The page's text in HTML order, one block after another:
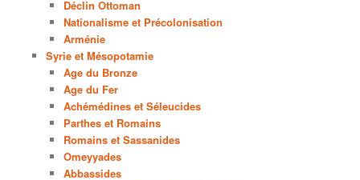
Déclin Ottoman
Nationalisme et Précolonisation
Arménie
Syrie et Mésopotamie
Age du Bronze
Age du Fer
Achémédines et Séleucides
Parthes et Romains
Romains et Sassanides
Omeyyades
Abbassides